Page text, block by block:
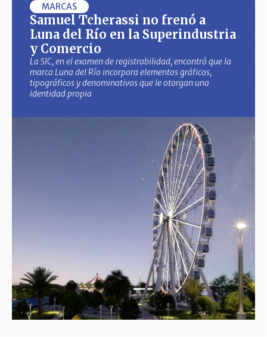
MARCAS
Samuel Tcherassi no frenó a
Luna del Río en la Superindustria
y Comercio
La SIC, en el examen de registrabilidad, encontró que la
marca Luna del Río incorpora elementos gráficos,
tipográficos y denominativos que le otorgan una
identidad propia